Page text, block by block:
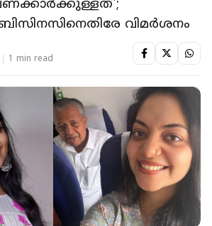
പണക്കാർക്കുള്ളത്';
വിമർശനം
1 min read